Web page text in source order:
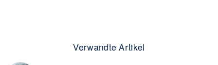
Verwandte Artikel